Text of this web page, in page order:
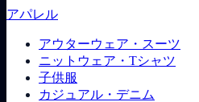
アパレル
アウターウェア・スーツ
ニットウェア・Tシャツ
子供服
カジュアル・デニム